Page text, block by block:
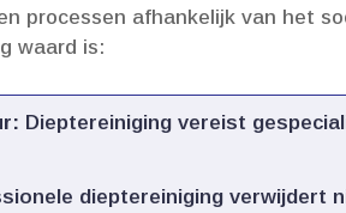
processen afhankelijk van het
waard is:
Dieptereiniging vereist
dieptereiniging verwijdert